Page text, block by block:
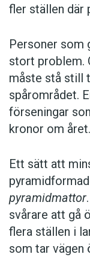
fler ställen där
Personer som
stort problem.
måste stå still
spårområdet.
förseningar
kronor om året.
Ett sätt att
pyramidmattor
svårare att gå
flera ställen i
som tar vägen